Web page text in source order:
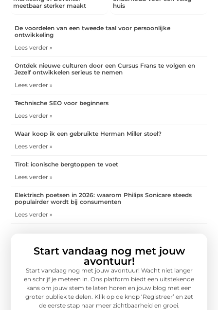
meetbaar sterker maakt
huis
De voordelen van een tweede taal voor persoonlijke
ontwikkeling
Lees verder »
Ontdek nieuwe culturen door een Cursus Frans te volgen en
Jezelf ontwikkelen serieus te nemen
Lees verder »
Technische SEO voor beginners
Lees verder »
Waar koop ik een gebruikte Herman Miller stoel?
Lees verder »
Tirol: iconische bergtoppen te voet
Lees verder »
Elektrisch poetsen in 2026: waarom Philips Sonicare steeds
populairder wordt bij consumenten
Lees verder »
Start vandaag nog met jouw
avontuur!
Start vandaag nog met jouw avontuur! Wacht niet langer
en schrijf je meteen in. Ons platform biedt een uitstekende
kans om jouw stem te laten horen en jouw blog met een
groter publiek te delen. Klik op de knop ‘Registreer’ en zet
de eerste stap naar meer zichtbaarheid en groei.